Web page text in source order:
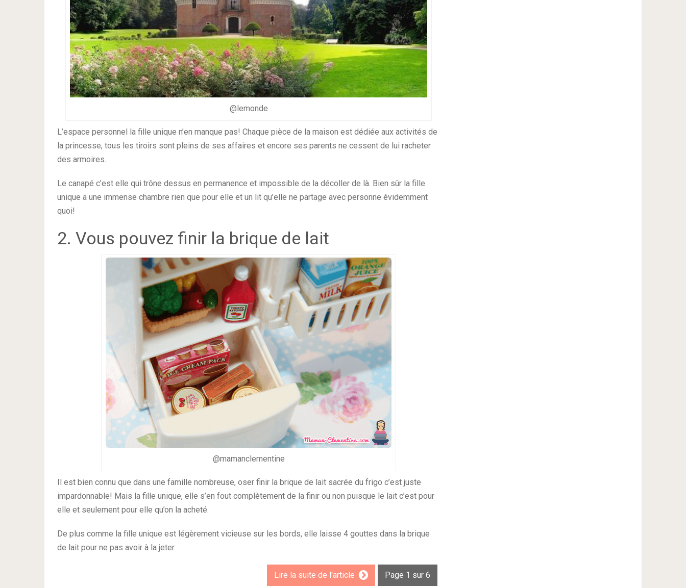
@lemonde
L’espace personnel la fille unique n’en manque pas! Chaque pièce de la maison est dédiée aux activités de
la princesse, tous les tiroirs sont pleins de ses affaires et encore ses parents ne cessent de lui racheter
des armoires.
Le canapé c’est elle qui trône dessus en permanence et impossible de la décoller de là. Bien sûr la fille
unique a une immense chambre rien que pour elle et un lit qu’elle ne partage avec personne évidemment
quoi!
2. Vous pouvez finir la brique de lait
@mamanclementine
Il est bien connu que dans une famille nombreuse, oser finir la brique de lait sacrée du frigo c’est juste
impardonnable! Mais la fille unique, elle s’en fout complètement de la finir ou non puisque le lait c’est pour
elle et seulement pour elle qu’on la acheté.
De plus comme la fille unique est légèrement vicieuse sur les bords, elle laisse 4 gouttes dans la brique
de lait pour ne pas avoir à la jeter.
Page 1 sur 6
Lire la suite de l'article